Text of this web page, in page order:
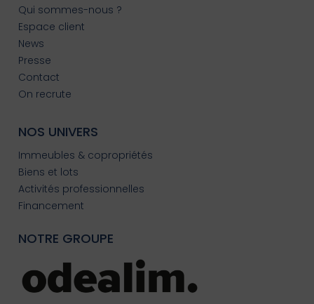
Qui sommes-nous ?
Espace client
News
Presse
Contact
On recrute
NOS UNIVERS
Immeubles & copropriétés
Biens et lots
Activités professionnelles
Financement
NOTRE GROUPE